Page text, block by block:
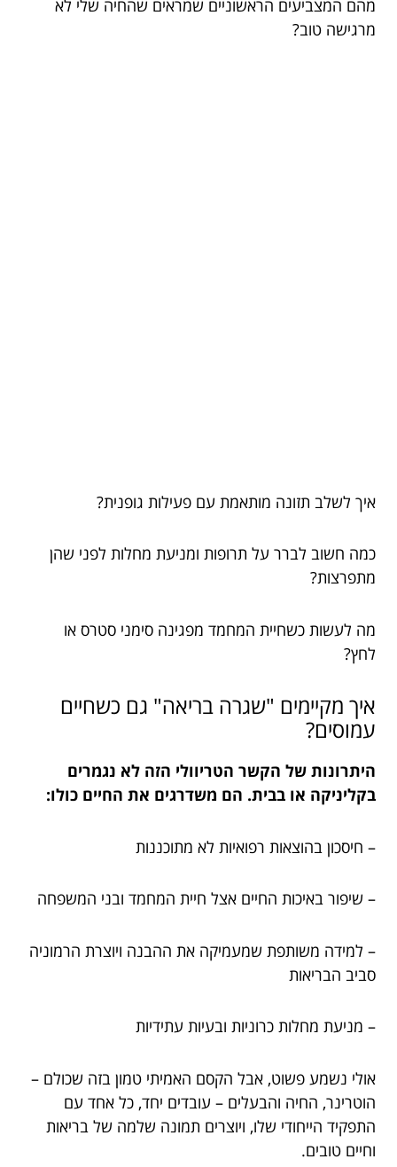
מהם המצביעים הראשוניים שמראים שהחיה שלי לא
מרגישה טוב?
איך לשלב תזונה מותאמת עם פעילות גופנית?
כמה חשוב לברר על תרופות ומניעת מחלות לפני שהן
מתפרצות?
מה לעשות כשחיית המחמד מפגינה סימני סטרס או
לחץ?
איך מקיימים "שגרה בריאה" גם כשחיים
עמוסים?
היתרונות של הקשר הטריוולי הזה לא נגמרים
בקליניקה או בבית. הם משדרגים את החיים כולו:
– חיסכון בהוצאות רפואיות לא מתוכננות
– שיפור באיכות החיים אצל חיית המחמד ובני המשפחה
– למידה משותפת שמעמיקה את ההבנה ויוצרת הרמוניה
סביב הבריאות
– מניעת מחלות כרוניות ובעיות עתידיות
אולי נשמע פשוט, אבל הקסם האמיתי טמון בזה שכולם –
הוטרינר, החיה והבעלים – עובדים יחד, כל אחד עם
התפקיד הייחודי שלו, ויוצרים תמונה שלמה של בריאות
וחיים טובים.